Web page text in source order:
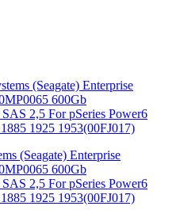
(Seagate) Enterprise
600Gb
2,5 For pSeries Power6
1925 1953(00FJ017)